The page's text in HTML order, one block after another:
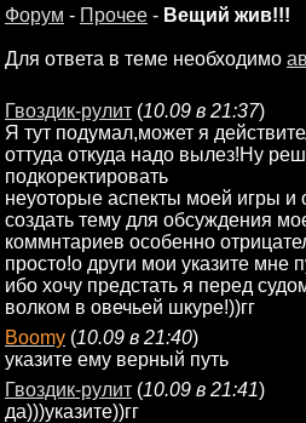
Форум - Прочее - Вещий жив!!!
Для ответа в теме необходимо
Гвоздик-рулит (10.09 в 21:37)
Я тут подумал,может я
оттуда откуда надо вылез!Ну
подкоректировать
неуоторые аспекты моей игры
создать тему для обсуждения
коммнтариев особенно
просто!о други мои указите мне
ибо хочу предстать я перед
волком в овечьей шкуре!))гг
Boomy (10.09 в 21:40)
указите ему верный путь
Гвоздик-рулит (10.09 в 21:41)
да)))указите))гг